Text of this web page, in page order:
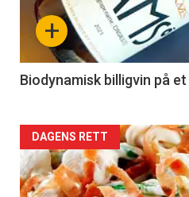
nå
4
+
Biodynamisk billigvin på
Forsiden
akkurat
DAGENS RETT